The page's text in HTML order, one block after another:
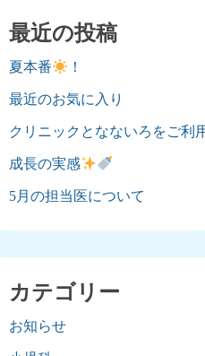
最近の投稿
夏本番 ！
最近のお気に入り
クリニックとなないろをご利
成長の実感
5月の担当医について
カテゴリー
お知らせ